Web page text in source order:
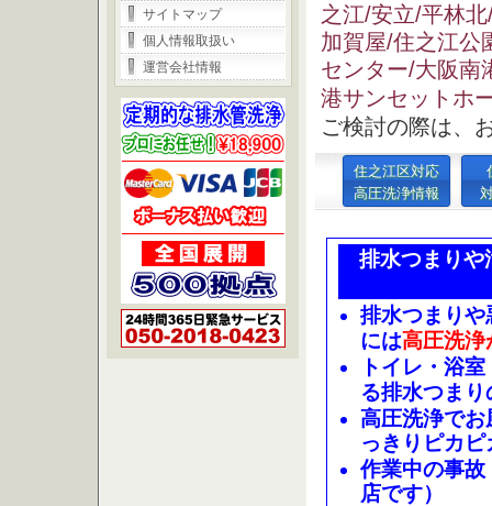
之江/安立/平林
加賀屋/住之江公
センター/大阪南
港サンセットホ
ご検討の際は、
住之江区対応
高圧洗浄情報
排水つまりや
排水つまり
には高圧洗浄
トイレ・浴
る排水つま
高圧洗浄で
っきりピカピ
作業中の事
店です）
サイトマップ
個人情報取扱い
運営会社情報